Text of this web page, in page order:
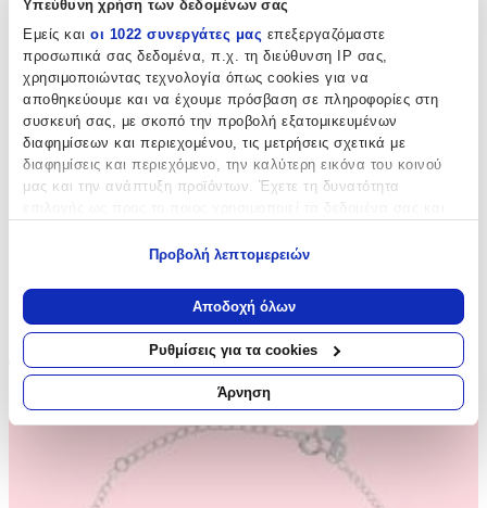
Υπεύθυνη χρήση των δεδομένων σας
Εμείς και οι 1022 συνεργάτες μας επεξεργαζόμαστε
προσωπικά σας δεδομένα, π.χ. τη διεύθυνση IP σας,
χρησιμοποιώντας τεχνολογία όπως cookies για να
αποθηκεύουμε και να έχουμε πρόσβαση σε πληροφορίες στη
συσκευή σας, με σκοπό την προβολή εξατομικευμένων
διαφημίσεων και περιεχομένου, τις μετρήσεις σχετικά με
διαφημίσεις και περιεχόμενο, την καλύτερη εικόνα του κοινού
μας και την ανάπτυξη προϊόντων. Έχετε τη δυνατότητα
Να συλλέξουμε πληροφορίες σχετικά με τη γεωγραφική
σας τοποθεσία, οι οποίες μπορεί να είναι ακριβείς σε
απόσταση μερικών μέτρων
Να αναγνωρίσουμε τη συσκευή σας σαρώνοντας ενεργά
για συγκεκριμένα χαρακτηριστικά (δακτυλικό αποτύπωμα)
Μάθετε περισσότερα σχετικά με τον τρόπο επεξεργασίας των
προσωπικών σας δεδομένων και καθορίστε τις προτιμήσεις σας
ενότητα “Λεπτομέρειες”
. Μπορείτε να αλλάξετε ή να
ανακαλέσετε τη συγκατάθεσή σας ανά πάσα στιγμή από τη
Δήλωση Cookies.
Προβολή λεπτομερειών
Αποδοχή όλων
Ρυθμίσεις για τα cookies
Άρνηση
Παιδικά Σκουλαρίκια